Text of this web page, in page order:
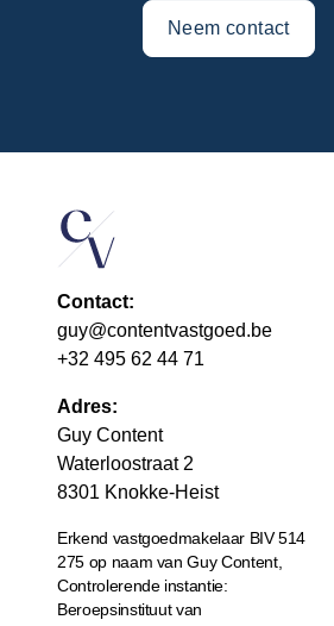
Neem contact
Contact:
guy@contentvastgoed.be
+32 495 62 44 71
Adres:
Guy Content
Waterloostraat 2
8301 Knokke-Heist
Erkend vastgoedmakelaar BIV 514
275 op naam van Guy Content,
Controlerende instantie:
Beroepsinstituut van